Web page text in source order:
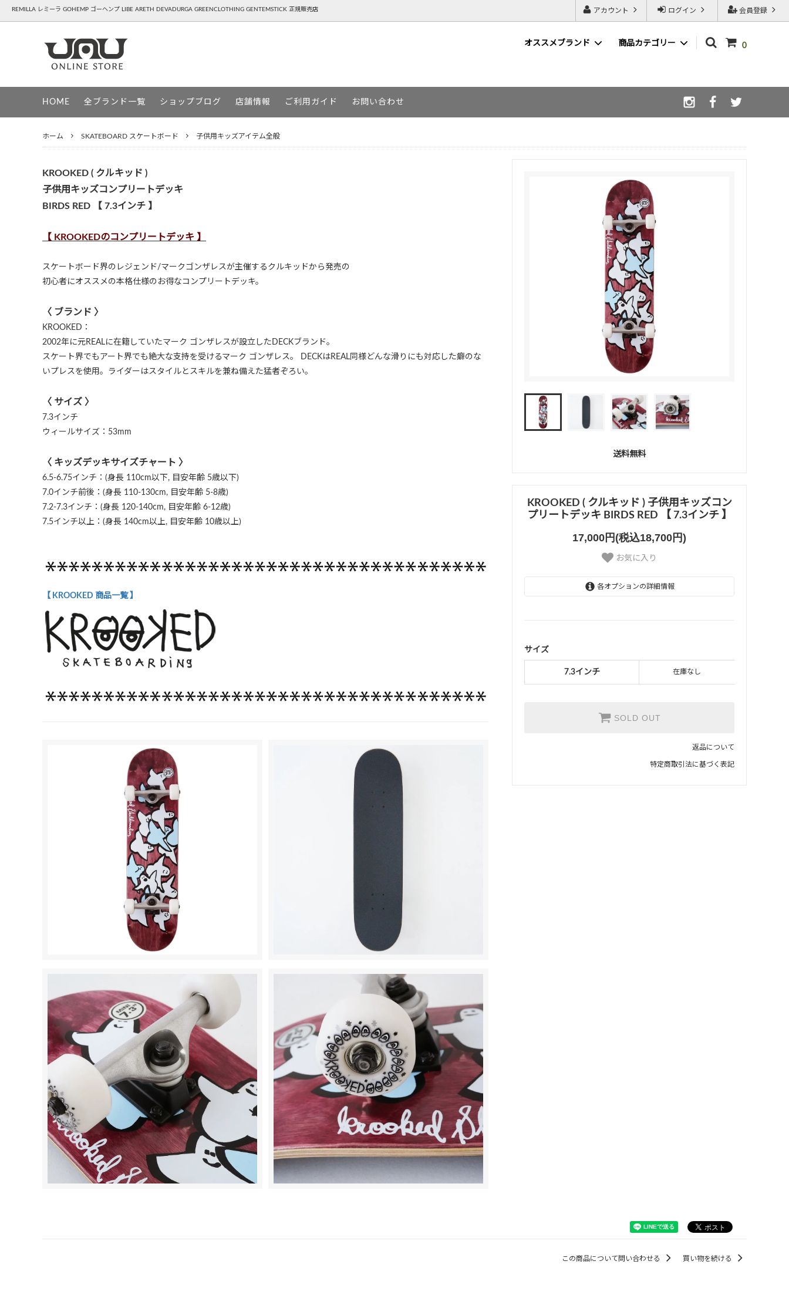
会員登録
ログイン
アカウント
REMILLA レミーラ GOHEMP ゴーヘンプ LIBE ARETH DEVADURGA GREENCLOTHING GENTEMSTICK 正規販売店
0
オススメブランド
HAVE A GRATEFUL DAY ( ハブアグレイ
トフルデイ )
DEVADURGA ( デヴァドゥルガ )
GREENCLOTHING ( グリーンクロージン
グ )
商品カテゴリー
HOME 全ブランド一覧 ショップブログ 店舗情報 ご利用ガイド お問い合わせ
ホーム SKATEBOARD スケートボード 子供用キッズアイテム全般
送料無料
KROOKED ( クルキッド ) 子供用キッズコン
プリートデッキ BIRDS RED 【 7.3インチ 】
17,000円(税込18,700円)
お気に入り
各オプションの詳細情報
サイズ
7.3インチ 在庫なし
SOLD OUT
返品について
特定商取引法に基づく表記
KROOKED ( クルキッド )
子供用キッズコンプリートデッキ
BIRDS RED 【 7.3インチ 】
【 KROOKEDのコンプリートデッキ 】
スケートボード界のレジェンド/マークゴンザレスが主催するクルキッドから発売の
初心者にオススメの本格仕様のお得なコンプリートデッキ。
〈 ブランド 〉
KROOKED：
2002年に元REALに在籍していたマーク ゴンザレスが設立したDECKブランド。
スケート界でもアート界でも絶大な支持を受けるマーク ゴンザレス。 DECKはREAL同様どんな滑りにも対応した癖のな
いプレスを使用。ライダーはスタイルとスキルを兼ね備えた猛者ぞろい。
〈 サイズ 〉
7.3インチ
ウィールサイズ：53mm
〈 キッズデッキサイズチャート 〉
6.5-6.75インチ：(身長 110cm以下, 目安年齢 5歳以下)
7.0インチ前後：(身長 110-130cm, 目安年齢 5-8歳)
7.2-7.3インチ：(身長 120-140cm, 目安年齢 6-12歳)
7.5インチ以上：(身長 140cm以上, 目安年齢 10歳以上)
【 KROOKED 商品一覧 】
この商品について問い合わせる 買い物を続ける